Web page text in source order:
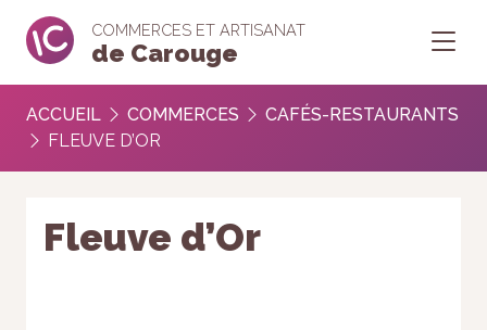
COMMERCES ET ARTISANAT
de Carouge
ACCUEIL COMMERCES
CAFÉS-RESTAURANTS
FLEUVE D’OR
Fleuve d’Or